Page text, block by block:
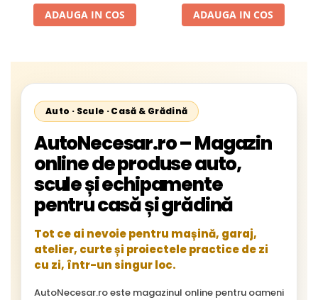
ADAUGA IN COS
Neoplan Euroliner,
Starliner,Centroliner,
ADAUGA IN COS
Auto · Scule · Casă & Grădină
AutoNecesar.ro – Magazin
online de produse auto,
scule și echipamente
pentru casă și grădină
Tot ce ai nevoie pentru mașină, garaj,
atelier, curte și proiectele practice de zi
cu zi, într-un singur loc.
AutoNecesar.ro este magazinul online pentru oameni